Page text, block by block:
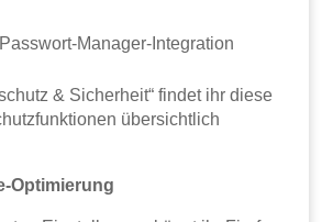
Manager-Integration
& Sicherheit“ findet ihr diese
übersichtlich
Optimierung